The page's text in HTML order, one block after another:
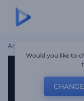
Ana Sayfa
Would you like to
CHANGE